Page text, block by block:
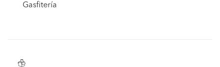
Gasfitería